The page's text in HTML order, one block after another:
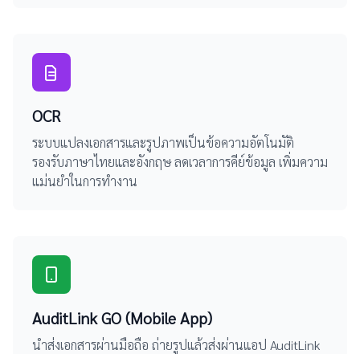
OCR
ระบบแปลงเอกสารและรูปภาพเป็นข้อความอัตโนมัติ
รองรับภาษาไทยและอังกฤษ ลดเวลาการคีย์ข้อมูล เพิ่มความ
แม่นยำในการทำงาน
AuditLink GO (Mobile App)
นำส่งเอกสารผ่านมือถือ ถ่ายรูปแล้วส่งผ่านแอป AuditLink